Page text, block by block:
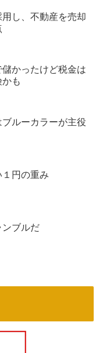
し、不動産を売却
儲かったけど税金は
も
ルーカラーが主役
円の重み
ンブルだ